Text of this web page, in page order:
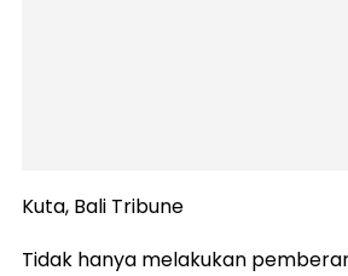
Kuta, Bali Tribune
Tidak hanya melakukan